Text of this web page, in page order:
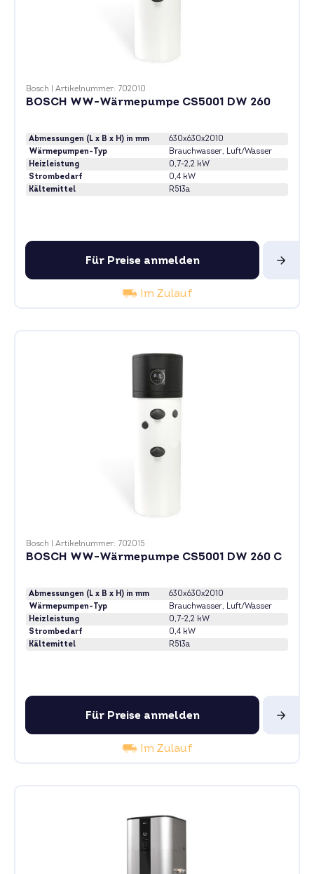
Bosch Artikelnummer: 702010
BOSCH WW-Wärmepumpe CS5001 DW 260
Abmessungen (L x B x H) in mm
630x630x2010
Wärmepumpen-Typ
Brauchwasser, Luft/Wasser
Heizleistung
0,7-2,2 kW
Strombedarf
0,4 kW
Kältemittel
R513a
Für Preise anmelden
Im Zulauf
Bosch Artikelnummer: 702015
BOSCH WW-Wärmepumpe CS5001 DW 260 C
Abmessungen (L x B x H) in mm
630x630x2010
Wärmepumpen-Typ
Brauchwasser, Luft/Wasser
Heizleistung
0,7-2,2 kW
Strombedarf
0,4 kW
Kältemittel
R513a
Für Preise anmelden
Im Zulauf